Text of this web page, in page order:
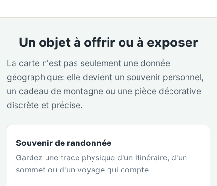
Un objet à offrir ou à exposer
La carte n'est pas seulement une donnée
géographique: elle devient un souvenir personnel,
un cadeau de montagne ou une pièce décorative
discrète et précise.
Souvenir de randonnée
Gardez une trace physique d'un itinéraire, d'un
sommet ou d'un voyage qui compte.